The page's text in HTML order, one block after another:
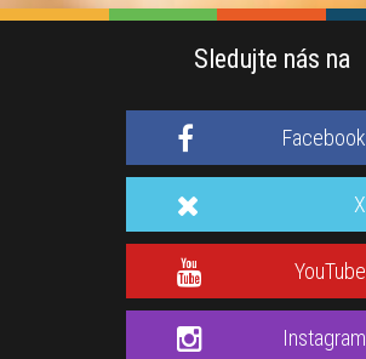
Sledujte nás na
Facebook
X
YouTube
Instagram